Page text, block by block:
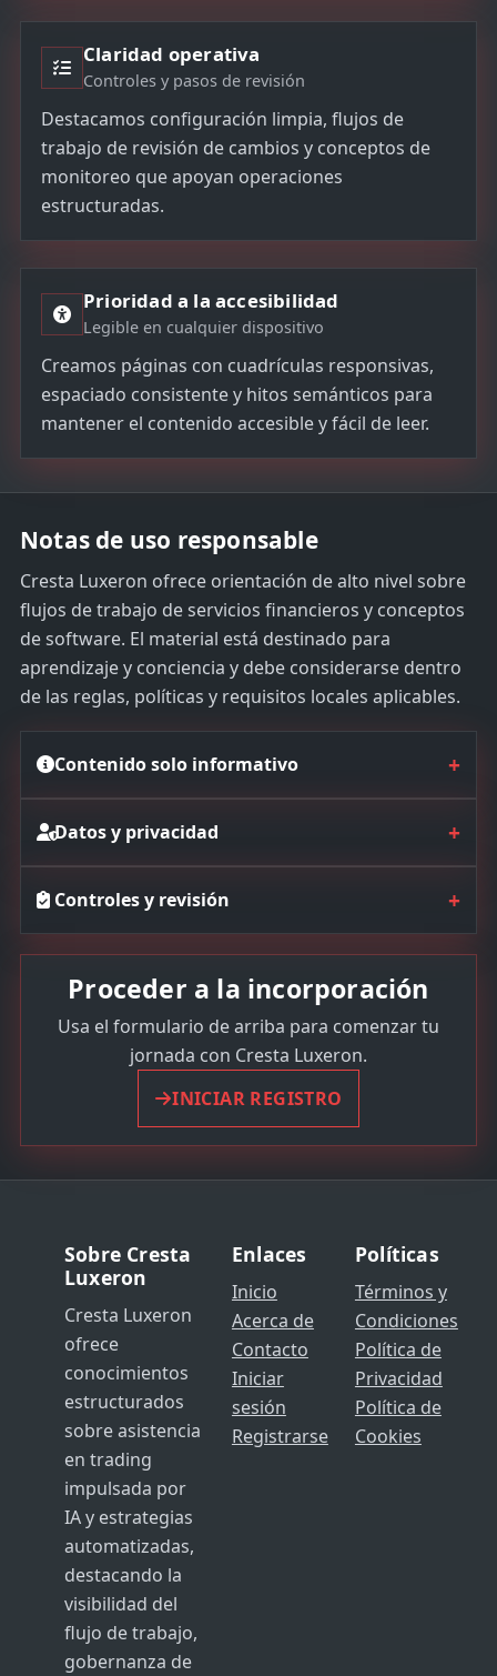
Claridad operativa
Controles y pasos de revisión
Destacamos configuración limpia, flujos de
trabajo de revisión de cambios y conceptos de
monitoreo que apoyan operaciones
estructuradas.
Prioridad a la accesibilidad
Legible en cualquier dispositivo
Creamos páginas con cuadrículas responsivas,
espaciado consistente y hitos semánticos para
mantener el contenido accesible y fácil de leer.
Notas de uso responsable
Cresta Luxeron ofrece orientación de alto nivel sobre
flujos de trabajo de servicios financieros y conceptos
de software. El material está destinado para
aprendizaje y conciencia y debe considerarse dentro
de las reglas, políticas y requisitos locales aplicables.
Contenido solo informativo +
Datos y privacidad +
Controles y revisión +
Proceder a la incorporación
Usa el formulario de arriba para comenzar tu
jornada con Cresta Luxeron.
INICIAR REGISTRO
Sobre Cresta
Luxeron
Cresta Luxeron
ofrece
conocimientos
estructurados
sobre asistencia
en trading
impulsada por
IA y estrategias
automatizadas,
destacando la
visibilidad del
flujo de trabajo,
gobernanza de
Enlaces
Inicio
Acerca de
Contacto
Iniciar
sesión
Registrarse
Políticas
Términos y
Condiciones
Política de
Privacidad
Política de
Cookies